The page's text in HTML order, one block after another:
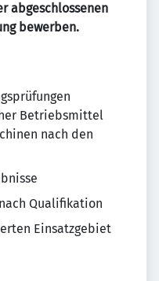
abgeschlossenen
bewerben.
Betriebsmittel
nach den
Qualifikation
Einsatzgebiet